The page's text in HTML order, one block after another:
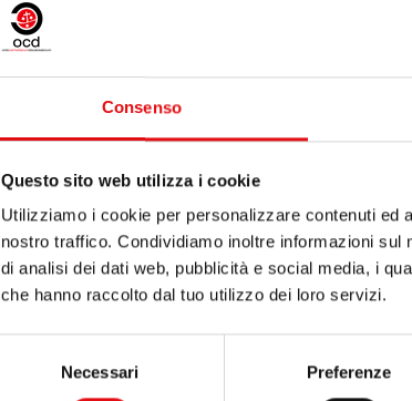
Consenso
Questo sito web utilizza i cookie
Utilizziamo i cookie per personalizzare contenuti ed
nostro traffico. Condividiamo inoltre informazioni
di analisi dei dati web, pubblicità e social media, i
che hanno raccolto dal tuo utilizzo dei loro servizi.
Necessari Preferenze